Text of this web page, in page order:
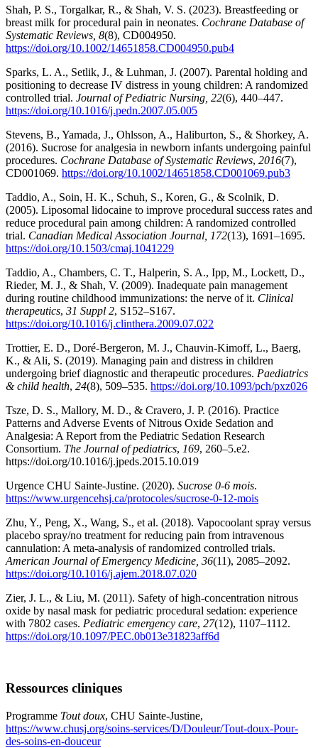
Shah, P. S., Torgalkar, R., & Shah, V. S. (2023). Breastfeeding or
breast milk for procedural pain in neonates. Cochrane Database of
Systematic Reviews, 8(8), CD004950.
https://doi.org/10.1002/14651858.CD004950.pub4
Sparks, L. A., Setlik, J., & Luhman, J. (2007). Parental holding and
positioning to decrease IV distress in young children: A randomized
controlled trial. Journal of Pediatric Nursing, 22(6), 440–447.
https://doi.org/10.1016/j.pedn.2007.05.005
Stevens, B., Yamada, J., Ohlsson, A., Haliburton, S., & Shorkey, A.
(2016). Sucrose for analgesia in newborn infants undergoing painful
procedures. Cochrane Database of Systematic Reviews, 2016(7),
CD001069. https://doi.org/10.1002/14651858.CD001069.pub3
Taddio, A., Soin, H. K., Schuh, S., Koren, G., & Scolnik, D.
(2005). Liposomal lidocaine to improve procedural success rates and
reduce procedural pain among children: A randomized controlled
trial. Canadian Medical Association Journal, 172(13), 1691–1695.
https://doi.org/10.1503/cmaj.1041229
Taddio, A., Chambers, C. T., Halperin, S. A., Ipp, M., Lockett, D.,
Rieder, M. J., & Shah, V. (2009). Inadequate pain management
during routine childhood immunizations: the nerve of it. Clinical
therapeutics, 31 Suppl 2, S152–S167.
https://doi.org/10.1016/j.clinthera.2009.07.022
Trottier, E. D., Doré-Bergeron, M. J., Chauvin-Kimoff, L., Baerg,
K., & Ali, S. (2019). Managing pain and distress in children
undergoing brief diagnostic and therapeutic procedures. Paediatrics
& child health, 24(8), 509–535. https://doi.org/10.1093/pch/pxz026
Tsze, D. S., Mallory, M. D., & Cravero, J. P. (2016). Practice
Patterns and Adverse Events of Nitrous Oxide Sedation and
Analgesia: A Report from the Pediatric Sedation Research
Consortium. The Journal of pediatrics, 169, 260–5.e2.
https://doi.org/10.1016/j.jpeds.2015.10.019
Urgence CHU Sainte-Justine. (2020). Sucrose 0-6 mois.
https://www.urgencehsj.ca/protocoles/sucrose-0-12-mois
Zhu, Y., Peng, X., Wang, S., et al. (2018). Vapocoolant spray versus
placebo spray/no treatment for reducing pain from intravenous
cannulation: A meta-analysis of randomized controlled trials.
American Journal of Emergency Medicine, 36(11), 2085–2092.
https://doi.org/10.1016/j.ajem.2018.07.020
Zier, J. L., & Liu, M. (2011). Safety of high-concentration nitrous
oxide by nasal mask for pediatric procedural sedation: experience
with 7802 cases. Pediatric emergency care, 27(12), 1107–1112.
https://doi.org/10.1097/PEC.0b013e31823aff6d
Ressources cliniques
Programme Tout doux, CHU Sainte-Justine,
https://www.chusj.org/soins-services/D/Douleur/Tout-doux-Pour-
des-soins-en-douceur